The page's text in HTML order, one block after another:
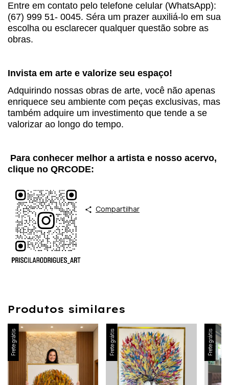
Entre em contato pelo telefone celular (WhatsApp):
(67) 999 51- 0045. Séra um prazer auxiliá-lo em sua
escolha ou esclarecer qualquer questão sobre as
obras.
Invista em arte e valorize seu espaço!
Adquirindo nossas obras de arte, você não apenas
enriquece seu ambiente com peças exclusivas, mas
também adquire um investimento que tende a se
valorizar ao longo do tempo.
Para conhecer melhor a artista e nosso acervo,
clique no QRCODE:
Compartilhar
Produtos similares
Frete grátis Frete grátis Frete grátis